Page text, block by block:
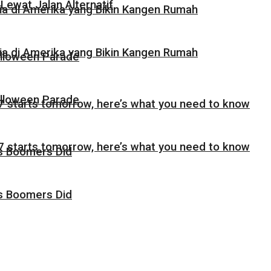
di Amerika yang Bikin Kangen Rumah
Parade
tomorrow, here’s what you need to know
Boomers Did
Lewat Jalan Alternatif
di Amerika yang Bikin Kangen Rumah
Parade
tomorrow, here’s what you need to know
Boomers Did